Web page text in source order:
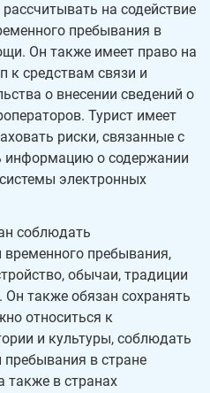
на содействие
пребывания в
Он также имеет право на
к средствам связи и
о внесении сведений о
Турист имеет
риски, связанные с
информацию о содержании
электронных
соблюдать
временного пребывания,
обычаи, традиции
Он также обязан сохранять
относиться к
и культуры, соблюдать
в стране
также в странах